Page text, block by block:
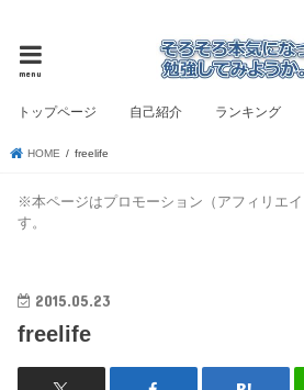
menu
トップページ 自己紹介 ランキング
HOME freelife
※本ページはプロモーション（アフィリエ
す。
2015.05.23
freelife